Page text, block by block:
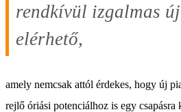
rendkívül izgalmas
elérhető,
amely nemcsak attól érdekes, hogy új
rejlő óriási potenciálhoz is egy csapásra